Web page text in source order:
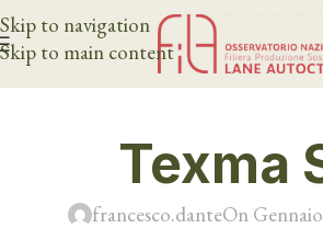
Skip to navigation
Skip to main content
Texma
francesco.danteOn